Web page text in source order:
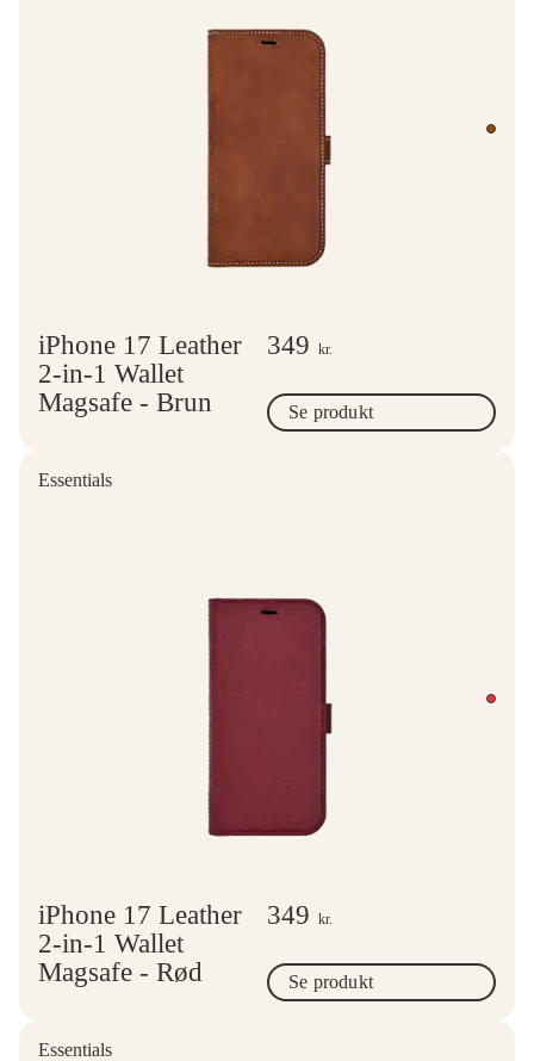
iPhone 17 Leather
2-in-1 Wallet
Magsafe - Brun
349 kr.
Se produkt
Essentials
iPhone 17 Leather
2-in-1 Wallet
Magsafe - Rød
349 kr.
Se produkt
Essentials